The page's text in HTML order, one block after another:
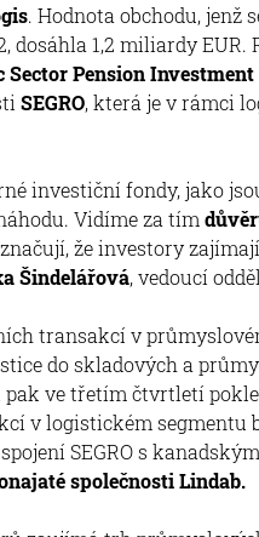
. Hodnota obchodu, jenž
dosáhla 1,2 miliardy EUR.
Sector Pension Investment
SEGRO, která je v rámci
investiční fondy, jako
Vidíme za tím
že investory
Šindelářová, vedoucí
transakcí v
do skladových a
ve třetím čtvrtletí
v logistickém segmentu
SEGRO s
společnosti Lindab.